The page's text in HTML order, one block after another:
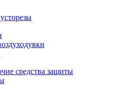
средства защиты